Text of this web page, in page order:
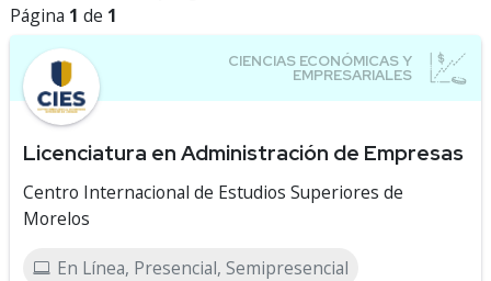
Página 1 de 1
Licenciatura en Administración de Empresas
Centro Internacional de Estudios Superiores de
Morelos
En Línea, Presencial, Semipresencial